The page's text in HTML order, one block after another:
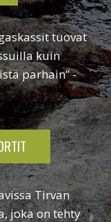
tuovat
kuin
parhain” -
Tirvan
joka on tehty